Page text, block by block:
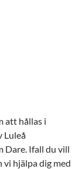
att hållas i
Luleå
Dare. Ifall du vill
vi hjälpa dig med